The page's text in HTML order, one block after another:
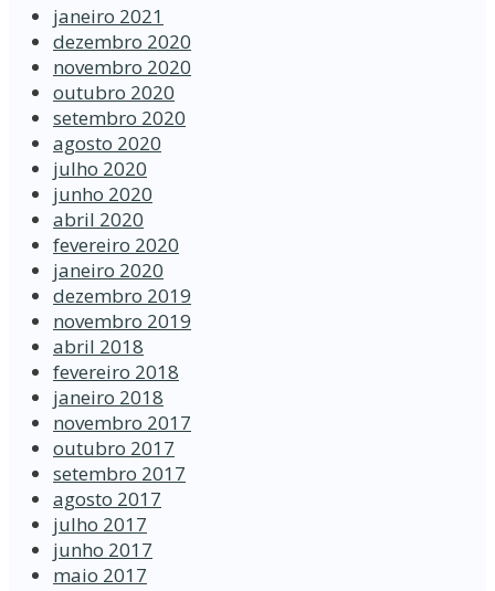
janeiro 2021
dezembro 2020
novembro 2020
outubro 2020
setembro 2020
agosto 2020
julho 2020
junho 2020
abril 2020
fevereiro 2020
janeiro 2020
dezembro 2019
novembro 2019
abril 2018
fevereiro 2018
janeiro 2018
novembro 2017
outubro 2017
setembro 2017
agosto 2017
julho 2017
junho 2017
maio 2017